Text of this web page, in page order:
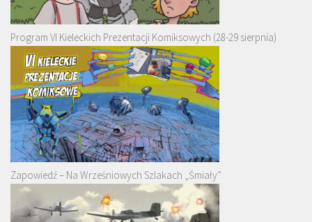
Program VI Kieleckich Prezentacji Komiksowych (28-29 sierpnia)
Zapowiedź – Na Wrześniowych Szlakach „Śmiały”